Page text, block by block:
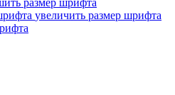
увеличить размер шрифта